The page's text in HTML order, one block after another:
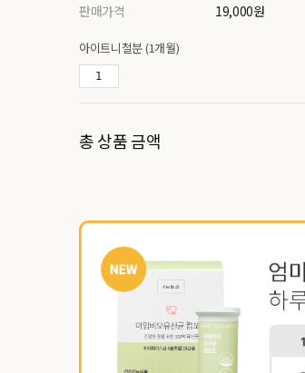
판매가격 19,000원
아이트니철분 (1개월)
총 상품 금액